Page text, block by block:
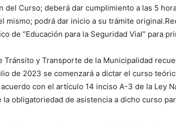
del Curso; deberá dar cumplimiento a las 5
mismo; podrá dar inicio a su trámite
de “Educación para la Seguridad Vial” para
Tránsito y Transporte de la Municipalidad
de 2023 se comenzará a dictar el curso
acuerdo con el artículo 14 inciso A-3 de la Ley
la obligatoriedad de asistencia a dicho curso